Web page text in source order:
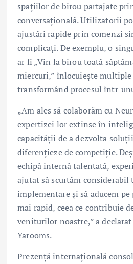
spațiilor de birou partajate
conversațională. Utilizatorii
ajustări rapide prin comenzi
complicați. De exemplu, o
ar fi „Vin la birou toată
miercuri,” înlocuiește
transformând procesul într-
„Am ales să colaborăm cu
expertizei lor extinse în
capacității de a dezvolta
diferențieze de competiție.
echipă internă talentată,
ajutat să scurtăm considerabil
implementare și să aducem
mai rapid, ceea ce contribuie
veniturilor noastre,” a declarat
Yarooms.
Prezență internațională